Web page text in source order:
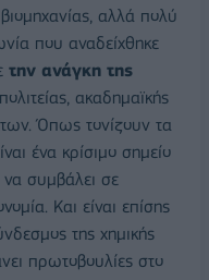
αλλά πολύ
που αναδείχθηκε
την ανάγκη της
ακαδημαϊκής
Όπως τονίζουν τα
ένα κρίσιμο σημείο
να συμβάλει σε
Και είναι επίσης
της χημικής
πρωτοβουλίες στο